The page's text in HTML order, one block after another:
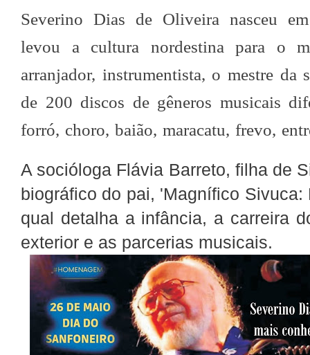
Severino Dias de Oliveira nasceu
levou a cultura nordestina para o
arranjador, instrumentista, o mestre da
de 200 discos de gêneros musicais
forró, choro, baião, maracatu, frevo,
A socióloga Flávia Barreto, filha de
biográfico do pai, 'Magnífico
qual detalha a infância, a carreira
exterior e as parcerias musicais.